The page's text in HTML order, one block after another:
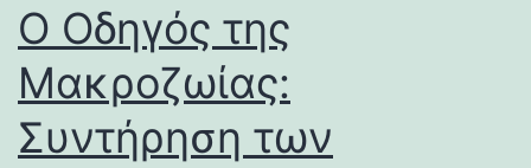
Ο Οδηγός της
Μακροζωίας:
Συντήρηση των